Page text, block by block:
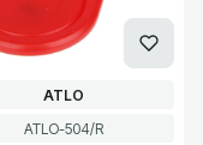
Kod produktu
ATLO-504/R
PRODUCENT
ATLO